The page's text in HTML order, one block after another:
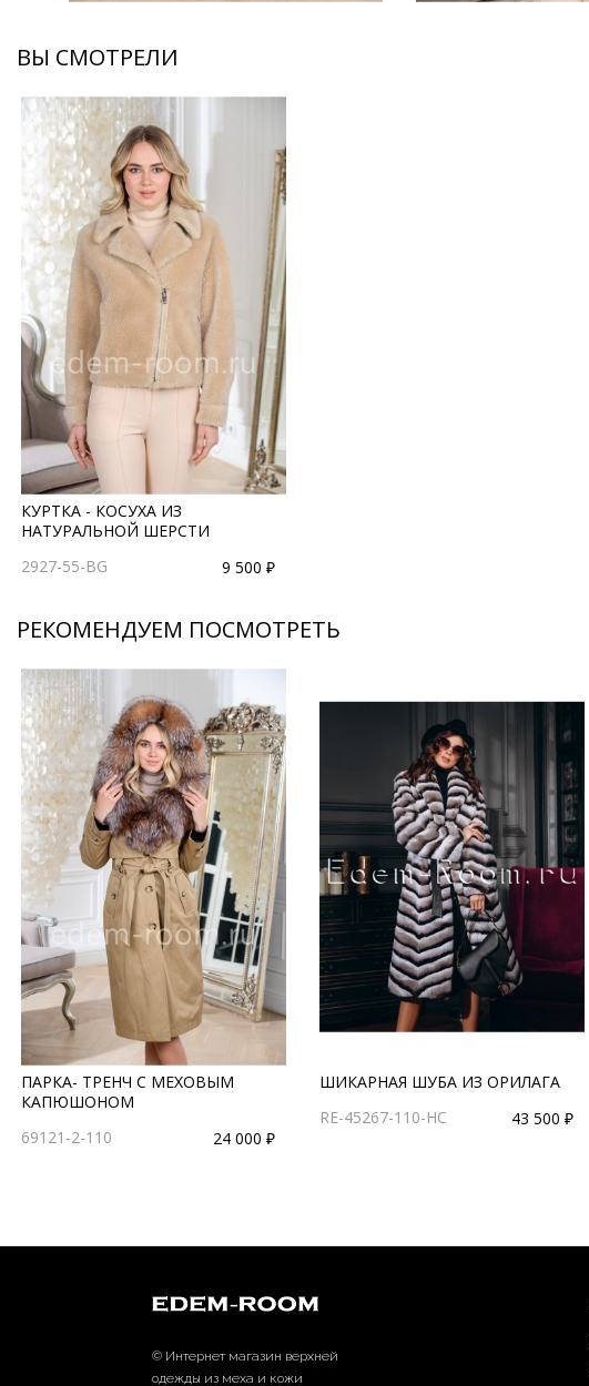
ВЫ СМОТРЕЛИ
КУРТКА - КОСУХА ИЗ
НАТУРАЛЬНОЙ ШЕРСТИ
2927-55-BG
9 500 ₽
РЕКОМЕНДУЕМ ПОСМОТРЕТЬ
ПАРКА- ТРЕНЧ С МЕХОВЫМ
КАПЮШОНОМ
69121-2-110
24 000 ₽
ШИКАРНАЯ ШУБА ИЗ ОРИЛАГА
RE-45267-110-HC
43 500 ₽
© Интернет магазин верхней
одежды из меха и кожи